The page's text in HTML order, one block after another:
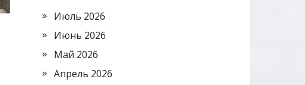
Июль 2026
Июнь 2026
Май 2026
Апрель 2026